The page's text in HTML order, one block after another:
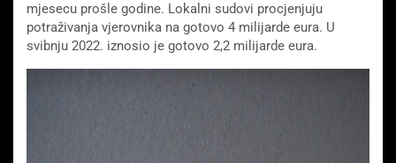
mjesecu prošle godine. Lokalni sudovi procjenjuju
potraživanja vjerovnika na gotovo 4 milijarde eura. U
svibnju 2022. iznosio je gotovo 2,2 milijarde eura.